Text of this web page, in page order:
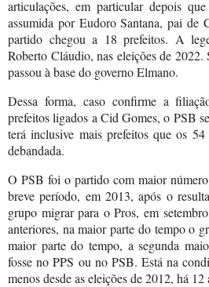
articulações, em particular depois
assumida por Eudoro Santana, pai
partido chegou a 18 prefeitos. A
Roberto Cláudio, nas eleições de
passou à base do governo Elmano.
Dessa forma, caso confirme a
prefeitos ligados a Cid Gomes, o PSB
terá inclusive mais prefeitos que os
debandada.
O PSB foi o partido com maior
breve período, em 2013, após o
grupo migrar para o Pros, em
anteriores, na maior parte do tempo o
maior parte do tempo, a segunda
fosse no PPS ou no PSB. Está na
menos desde as eleições de 2012, há 12